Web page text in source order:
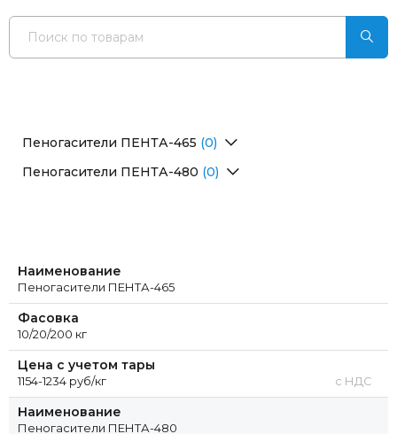
Пеногасители ПЕНТА-465 (0)
Пеногасители ПЕНТА-480 (0)
Наименование
Пеногасители ПЕНТА-465
Фасовка
10/20/200 кг
Цена с учетом тары
1154-1234 руб/кг с НДС
Наименование
Пеногасители ПЕНТА-480